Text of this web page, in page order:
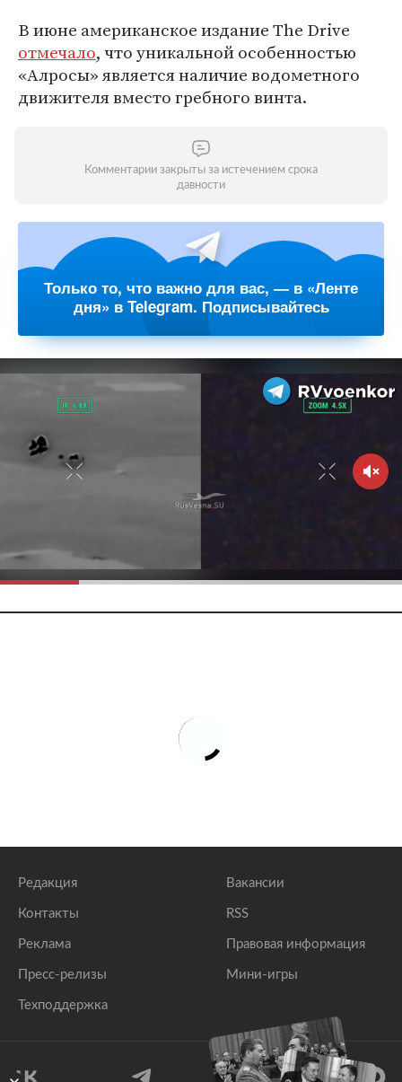
В июне американское издание The Drive
отмечало, что уникальной особенностью
«Алросы» является наличие водометного
движителя вместо гребного винта.
Комментарии закрыты за истечением срока
давности
Только то, что важно для вас, — в «Ленте
дня» в Telegram. Подписывайтесь
Редакция
Контакты
Реклама
Пресс-релизы
Техподдержка
Вакансии
RSS
Правовая информация
Мини-игры